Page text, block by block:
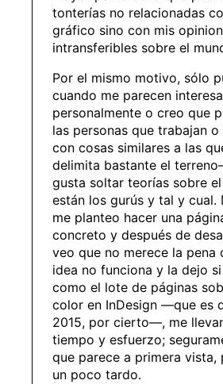
tonterías no relacionadas
gráfico sino con mis
intransferibles sobre el
Por el mismo motivo, sólo
cuando me parecen
personalmente o creo que
las personas que trabajan
con cosas similares a las
delimita bastante el
gusta soltar teorías sobre
están los gurús y tal y cual.
me planteo hacer una
concreto y después de
veo que no merece la pena
idea no funciona y la dejo
como el lote de páginas
color en InDesign —que es
2015, por cierto—, me
tiempo y esfuerzo;
que parece a primera vista,
un poco tardo.